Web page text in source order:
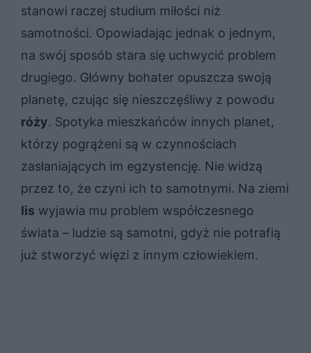
stanowi raczej studium miłości niż
samotności. Opowiadając jednak o jednym,
na swój sposób stara się uchwycić problem
drugiego. Główny bohater opuszcza swoją
planetę, czując się nieszczęśliwy z powodu
róży. Spotyka mieszkańców innych planet,
którzy pogrążeni są w czynnościach
zasłaniających im egzystencję. Nie widzą
przez to, że czyni ich to samotnymi. Na ziemi
lis wyjawia mu problem współczesnego
świata – ludzie są samotni, gdyż nie potrafią
już stworzyć więzi z innym człowiekiem.